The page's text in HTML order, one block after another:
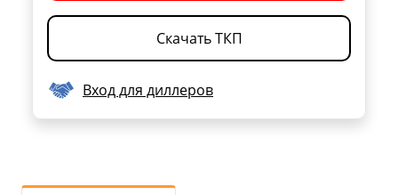
Скачать ТКП
Вход для диллеров